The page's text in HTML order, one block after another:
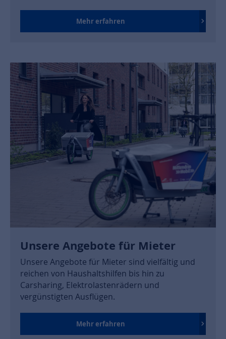
Mehr erfahren
Unsere Angebote für Mieter
Unsere Angebote für Mieter sind vielfältig und
reichen von Haushaltshilfen bis hin zu
Carsharing, Elektrolastenrädern und
vergünstigten Ausflügen.
Mehr erfahren